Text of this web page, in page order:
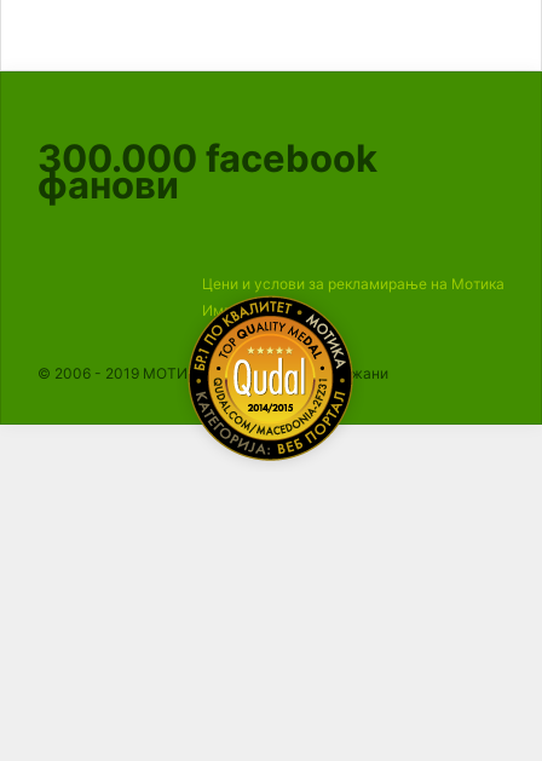
300.000 facebook
фанови
Цени и услови за рекламирање на Мотика
Импресум
© 2006 - 2019 МОТИКА, Сите права се задржани